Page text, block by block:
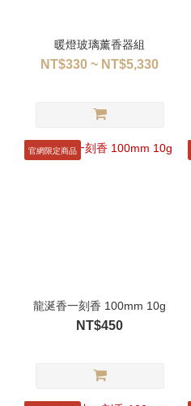
暖燈玻璃薰香器組
NT$330 ~ NT$5,330
官網限定商品
龍涎香一刻香 100mm 10g
NT$450